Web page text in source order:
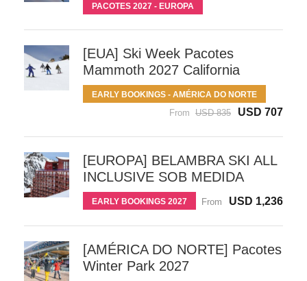
PACOTES 2027 - EUROPA
[EUA] Ski Week Pacotes
Mammoth 2027 California
EARLY BOOKINGS - AMÉRICA DO NORTE
From USD 835 USD 707
[EUROPA] BELAMBRA SKI ALL
INCLUSIVE SOB MEDIDA
EARLY BOOKINGS 2027 From USD 1,236
[AMÉRICA DO NORTE] Pacotes
Winter Park 2027